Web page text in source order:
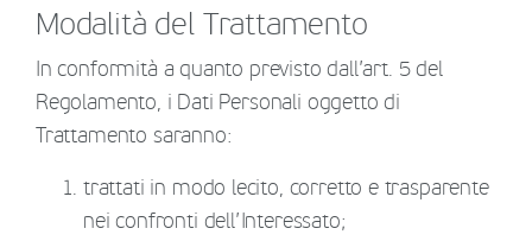
Modalità del Trattamento
In conformità a quanto previsto dall’art. 5 del
Regolamento, i Dati Personali oggetto di
Trattamento saranno:
trattati in modo lecito, corretto e trasparente
nei confronti dell’Interessato;